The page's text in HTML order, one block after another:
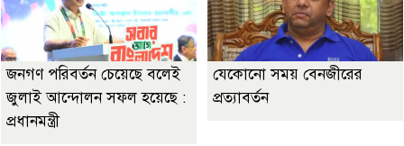
জনগণ পরিবর্তন চেয়েছে বলেই
জুলাই আন্দোলন সফল হয়েছে :
প্রধানমন্ত্রী
যেকোনো সময় বেনজীরের
প্রত্যাবর্তন